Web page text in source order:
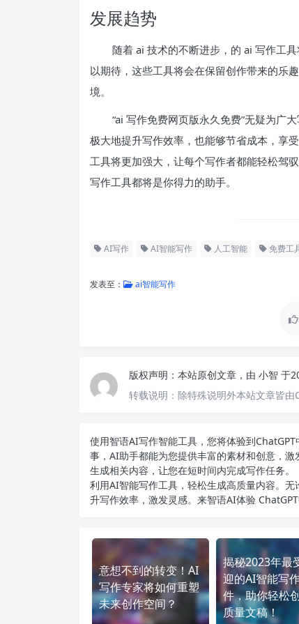
发展趋势
随着 ai 技术的不断进步，的 ai 写作工
以期待，这些工具将会在保留创作带来的乐
境。
“ai 写作免费网页版永久免费”无疑为广
极大地提升写作效率，也能够节省成本，享
工具将更加强大，让每个写作者都能轻松驾
写作工具都将是你得力的助手。
AI写作 AI智能写作 人工智能 免费工
发表至： ai智能写作
版权声明： 本站原创文章，由 小智 于
转载说明： 除特殊说明外本站文章皆由
使用智语AI写作智能工具，您将体验到
事，AI助手都能为您提供丰富的素材和创意，
生成相关内容，让您在短时间内完成写作任务。
利用AI智能写作工具，轻松生成高质量内容。
升写作效率，激发灵感。来智语AI体验
意想不到的转变！AI
写作专家将如何重塑
未来创作空间？
揭秘2023年最
迎的AI智能写
件，助你轻松
质量文稿！